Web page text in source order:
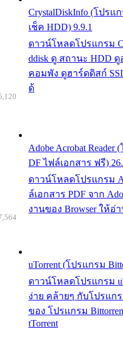
CrystalDiskInfo (โปรแ
เช็ค HDD) 9.9.1
ดาวน์โหลดโปรแกรม
ddisk ดู สถานะ HDD
คอมพัง ดูฮาร์ดดิสก์
ด้
Adobe Acrobat
DF ไฟล์เอกสาร ฟรี)
ดาวน์โหลดโปรแกรม
ล์เอกสาร PDF จาก
งานของ Browser ให้อ่
uTorrent (โปรแกรม
ดาวน์โหลดโปรแกรม
ง่าย คล้ายๆ กับโปรแก
ของ โปรแกรม
tTorrent